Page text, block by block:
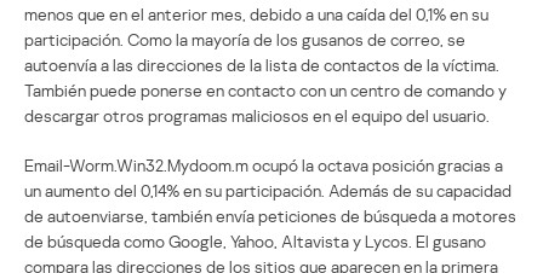
menos que en el anterior mes, debido a una caída del 0,1% en su
participación. Como la mayoría de los gusanos de correo, se
autoenvía a las direcciones de la lista de contactos de la víctima.
También puede ponerse en contacto con un centro de comando y
descargar otros programas maliciosos en el equipo del usuario.
Email-Worm.Win32.Mydoom.m ocupó la octava posición gracias a
un aumento del 0,14% en su participación. Además de su capacidad
de autoenviarse, también envía peticiones de búsqueda a motores
de búsqueda como Google, Yahoo, Altavista y Lycos. El gusano
compara las direcciones de los sitios que aparecen en la primera